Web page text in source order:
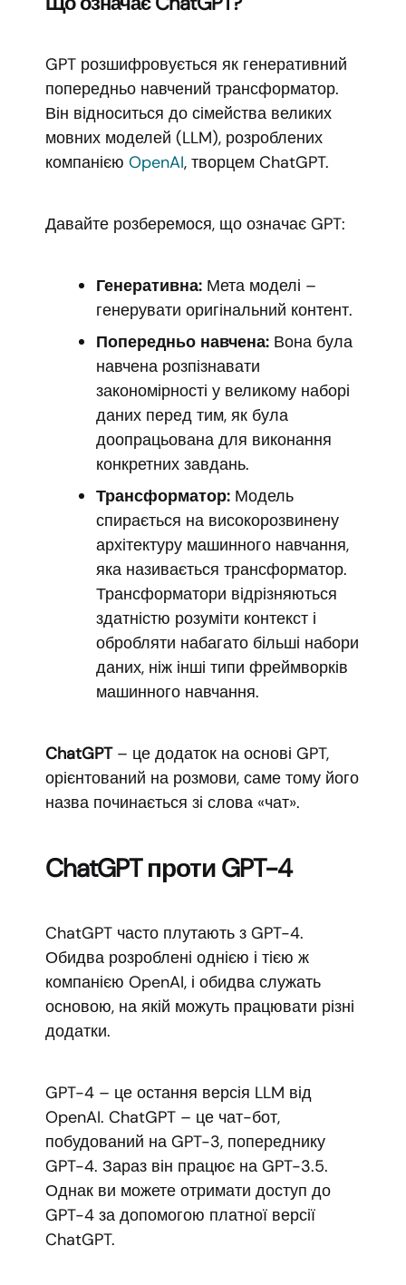
GPT розшифровується як генеративний
попередньо навчений трансформатор.
Він відноситься до сімейства великих
мовних моделей (LLM), розроблених
компанією OpenAI, творцем ChatGPT.
Давайте розберемося, що означає GPT:
Генеративна: Мета моделі –
генерувати оригінальний контент.
Попередньо навчена: Вона була
навчена розпізнавати
закономірності у великому наборі
даних перед тим, як була
доопрацьована для виконання
конкретних завдань.
Трансформатор: Модель
спирається на високорозвинену
архітектуру машинного навчання,
яка називається трансформатор.
Трансформатори відрізняються
здатністю розуміти контекст і
обробляти набагато більші набори
даних, ніж інші типи фреймворків
машинного навчання.
ChatGPT– це додаток на основі GPT,
орієнтований на розмови, саме тому його
назва починається зі слова «чат».
ChatGPT проти GPT-4
ChatGPT часто плутають з GPT-4.
Обидва розроблені однією і тією ж
компанією OpenAI, і обидва служать
основою, на якій можуть працювати різні
додатки.
GPT-4 – це остання версія LLM від
OpenAI. ChatGPT – це чат-бот,
побудований на GPT-3, попереднику
GPT-4. Зараз він працює на GPT-3.5.
Однак ви можете отримати доступ до
GPT-4 за допомогою платної версії
ChatGPT.